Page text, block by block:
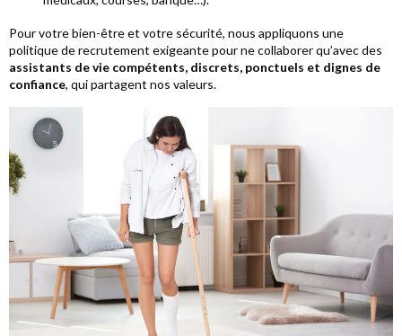
Pour votre bien-être et votre sécurité, nous appliquons une
politique de recrutement exigeante pour ne collaborer qu’avec des
assistants de vie compétents, discrets, ponctuels et dignes de
confiance, qui partagent nos valeurs.